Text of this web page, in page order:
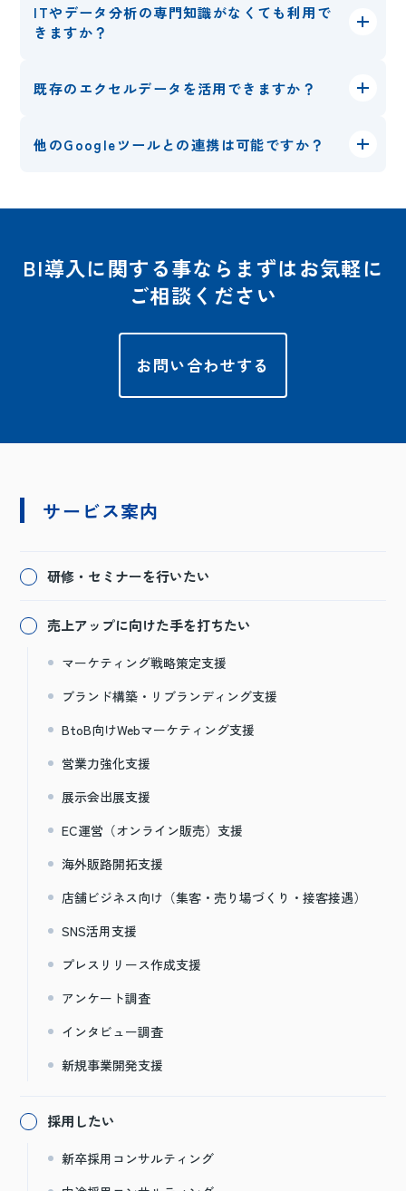
ITやデータ分析の専門知識がなくても利用で
きますか？
既存のエクセルデータを活用できますか？
他のGoogleツールとの連携は可能ですか？
BI導入に関する事ならまずはお気軽に
ご相談ください
お問い合わせする
サービス案内
研修・セミナーを行いたい
売上アップに向けた手を打ちたい
マーケティング戦略策定支援
ブランド構築・リブランディング支援
BtoB向けWebマーケティング支援
営業力強化支援
展示会出展支援
EC運営（オンライン販売）支援
海外販路開拓支援
店舗ビジネス向け（集客・売り場づくり・接客接遇）
SNS活用支援
プレスリリース作成支援
アンケート調査
インタビュー調査
新規事業開発支援
採用したい
新卒採用コンサルティング